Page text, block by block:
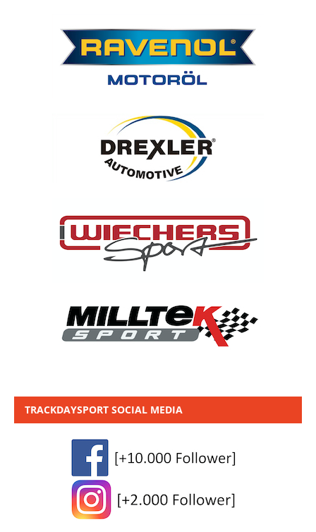
TRACKDAYSPORT SOCIAL MEDIA